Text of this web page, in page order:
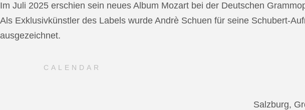
Im Juli 2025 erschien sein neues Album Mozart bei der Deutschen
Als Exklusivkünstler des Labels wurde Andrè Schuen für seine Schubert-
ausgezeichnet.
CALENDAR
Salzburg,